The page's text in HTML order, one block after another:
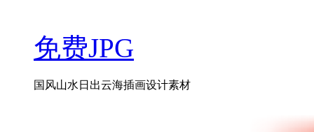
免费JPG
国风山水日出云海插画设计素材